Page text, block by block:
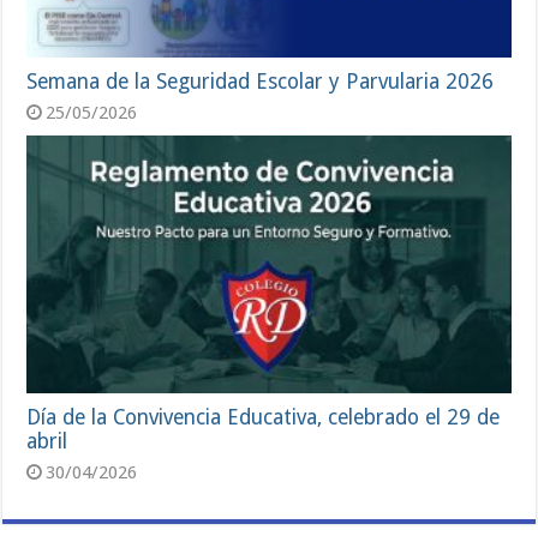
Semana de la Seguridad Escolar y Parvularia 2026
25/05/2026
Día de la Convivencia Educativa, celebrado el 29 de
abril
30/04/2026